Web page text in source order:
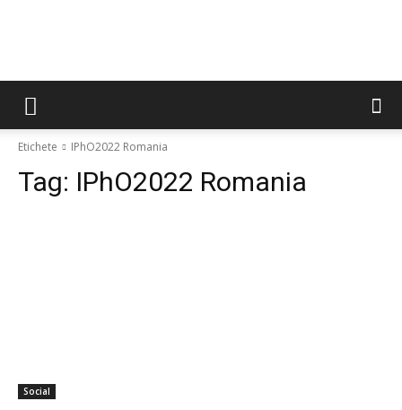
Etichete IPhO2022 Romania
Tag: IPhO2022 Romania
Social